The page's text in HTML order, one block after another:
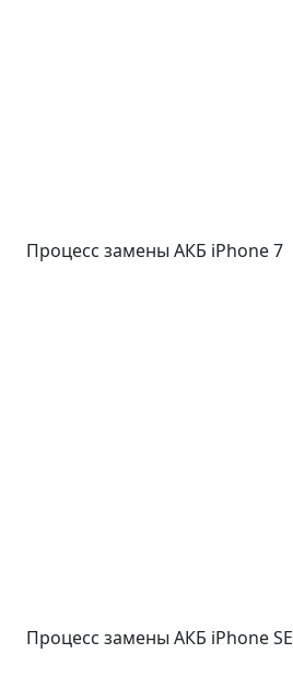
Процесс замены АКБ iPhone 7
Процесс замены АКБ iPhone SE